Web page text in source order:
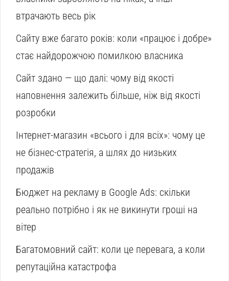
втрачають весь рік
Сайту вже багато років: коли «працює і добре»
стає найдорожчою помилкою власника
Сайт здано — що далі: чому від якості
наповнення залежить більше, ніж від якості
розробки
Інтернет-магазин «всього і для всіх»: чому це
не бізнес-стратегія, а шлях до низьких
продажів
Бюджет на рекламу в Google Ads: скільки
реально потрібно і як не викинути гроші на
вітер
Багатомовний сайт: коли це перевага, а коли
репутаційна катастрофа